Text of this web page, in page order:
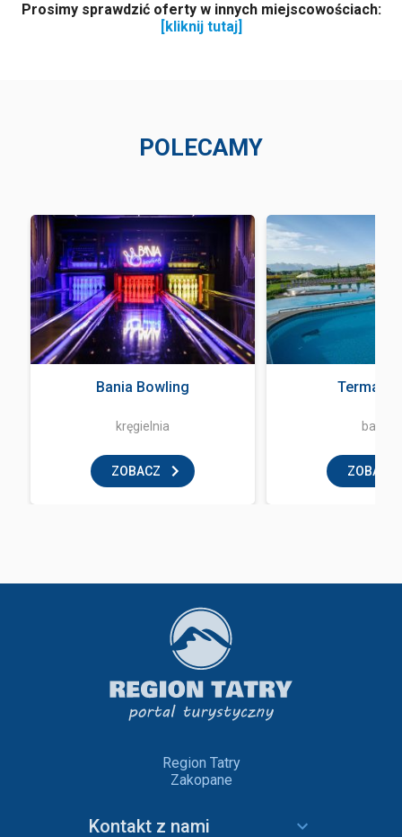
Prosimy sprawdzić oferty w innych miejscowościach:
[kliknij tutaj]
POLECAMY
Bania Bowling
kręgielnia
ZOBACZ
Terma
basen
ZOBACZ
Region Tatry
Zakopane
Kontakt z nami